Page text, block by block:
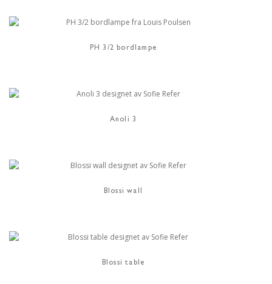
PH 3/2 bordlampe
Anoli 3
Blossi wall
Blossi table